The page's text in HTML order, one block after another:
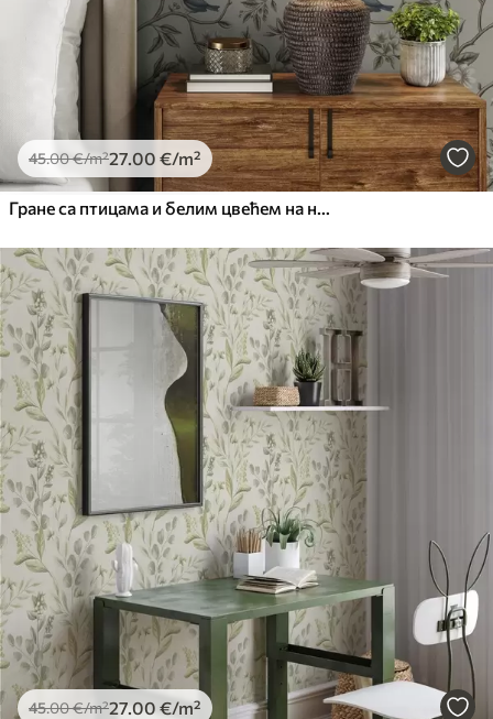
45.00€/m²27.00 €/m²
Гране са птицама и белим цвећем на нежној позадини
45.00€/m²27.00 €/m²